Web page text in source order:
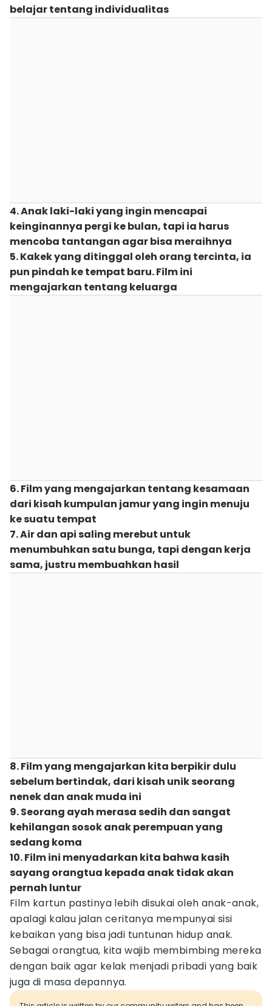
belajar tentang individualitas
4. Anak laki-laki yang ingin mencapai
keinginannya pergi ke bulan, tapi ia harus
mencoba tantangan agar bisa meraihnya
5. Kakek yang ditinggal oleh orang tercinta, ia
pun pindah ke tempat baru. Film ini
mengajarkan tentang keluarga
6. Film yang mengajarkan tentang kesamaan
dari kisah kumpulan jamur yang ingin menuju
ke suatu tempat
7. Air dan api saling merebut untuk
menumbuhkan satu bunga, tapi dengan kerja
sama, justru membuahkan hasil
8. Film yang mengajarkan kita berpikir dulu
sebelum bertindak, dari kisah unik seorang
nenek dan anak muda ini
9. Seorang ayah merasa sedih dan sangat
kehilangan sosok anak perempuan yang
sedang koma
10. Film ini menyadarkan kita bahwa kasih
sayang orangtua kepada anak tidak akan
pernah luntur
Film kartun pastinya lebih disukai oleh anak-anak,
apalagi kalau jalan ceritanya mempunyai sisi
kebaikan yang bisa jadi tuntunan hidup anak.
Sebagai orangtua, kita wajib membimbing mereka
dengan baik agar kelak menjadi pribadi yang baik
juga di masa depannya.